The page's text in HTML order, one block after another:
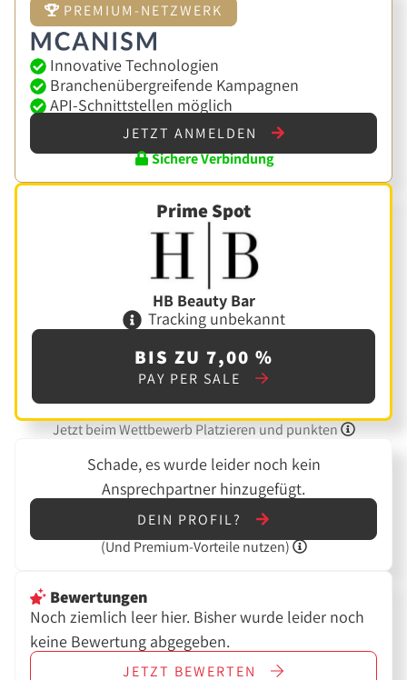
PREMIUM-NETZWERK
Innovative Technologien
Branchenübergreifende Kampagnen
API-Schnittstellen möglich
JETZT ANMELDEN
Sichere Verbindung
Prime Spot
HB Beauty Bar
Tracking unbekannt
BIS ZU 7,00 %
PAY PER SALE
Jetzt beim Wettbewerb Platzieren und punkten
Schade, es wurde leider noch kein
Ansprechpartner hinzugefügt.
DEIN PROFIL?
(Und Premium-Vorteile nutzen)
Bewertungen
Noch ziemlich leer hier. Bisher wurde leider noch
keine Bewertung abgegeben.
JETZT BEWERTEN